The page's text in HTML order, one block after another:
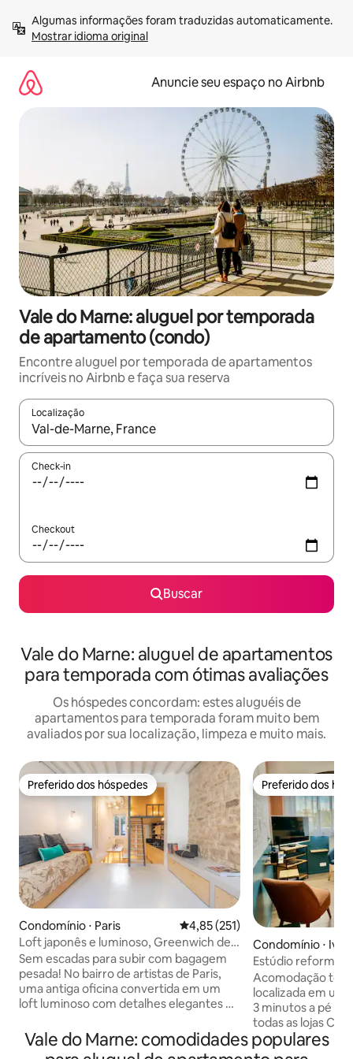
para
Mostrar idioma original
Anuncie seu espaço no Airbnb
Vale do Marne: aluguel por temporada
de apartamento (condo)
Encontre aluguel por temporada de apartamentos
incríveis no Airbnb e faça sua reserva
Localização
Quando os resultados estiverem disponíveis, explore-os
Check-in
Checkout
Buscar
Vale do Marne: aluguel de apartamentos
para temporada com ótimas avaliações
Os hóspedes concordam: estes aluguéis de
apartamentos para temporada foram muito bem
avaliados por sua localização, limpeza e muito mais.
Preferido dos hóspedes
Preferido dos hóspedes
Condomínio ⋅ Paris 4,85 de uma avaliação média de
4,85 (251)
Loft japonês e luminoso, Greenwich de
Paris
Sem escadas para subir com bagagem
pesada! No bairro de artistas de Paris,
uma antiga oficina convertida em um
loft luminoso com detalhes elegantes e
encerado, aquecimento sob o piso,
cozinha e banheiro em mármore
Preferido dos
Preferido dos
Condomínio ⋅
Estúdio
minutos da linha
Acomodação
localizada em
3 minutos a pé da
todas as lojas Cuidadosamente
decorado e
pelo térreo, e as
Vale do Marne: comodidades populares